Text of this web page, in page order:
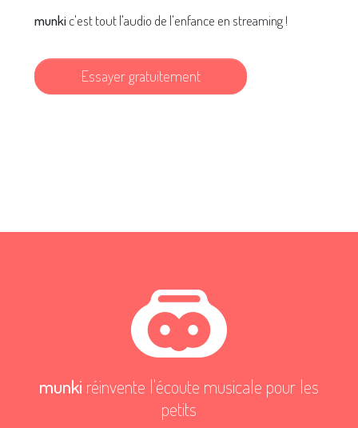
munkic'est tout l'audio de l'enfance en streaming !
Essayer gratuitement
munki réinvente l'écoute musicale pour les
petits